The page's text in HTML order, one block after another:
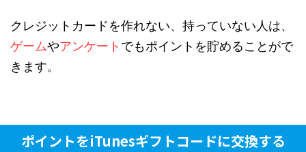
クレジットカードを作れない、持っていない人は、
ゲームやアンケート でもポイントを貯めることがで
きます。
ポイントをiTunesギフトコードに交換する